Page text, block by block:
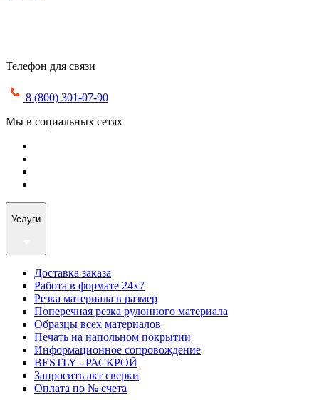
Телефон для связи
8 (800) 301-07-90
Мы в социальных сетях
Услуги
Доставка заказа
Работа в формате 24х7
Резка материала в размер
Поперечная резка рулонного материала
Образцы всех материалов
Печать на напольном покрытии
Информационное сопровождение
BESTLY - РАСКРОЙ
Запросить акт сверки
Оплата по № счета